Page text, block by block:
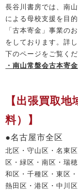
長谷川書房では、南
による母校支援を目
「古本寄金」事業の
をしております。詳
下のページをご覧くだ
・南山常盤会古本寄金
【出張買取
料）】
●名古屋市全区
北区・守山区・名東
区・緑区・南区・瑞
和区・千種区・東区・
熱田区・港区・中川